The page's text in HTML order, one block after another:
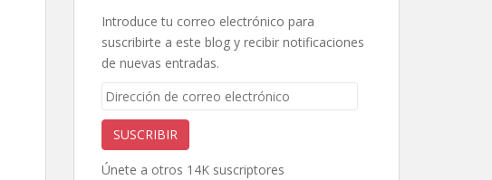
Introduce tu correo electrónico para
suscribirte a este blog y recibir notificaciones
de nuevas entradas.
Dirección
correo
electrónico
SUSCRIBIR
Únete a otros 14K suscriptores